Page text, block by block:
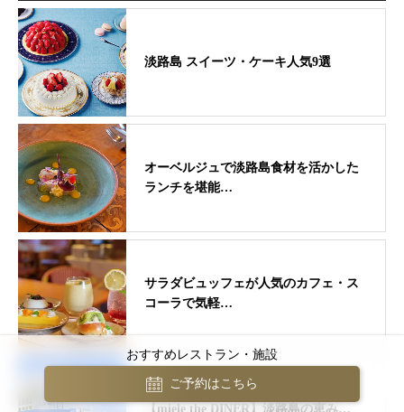
淡路島 スイーツ・ケーキ人気9選
オーベルジュで淡路島食材を活かした
ランチを堪能…
サラダビュッフェが人気のカフェ・ス
コーラで気軽…
【miele the DINER】淡路島の恵み…
おすすめレストラン・施設
ご予約はこちら